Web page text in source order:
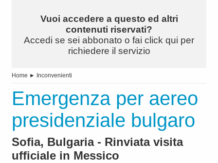
Vuoi accedere a questo ed altri
contenuti riservati?
Accedi se sei abbonato o fai click qui per
richiedere il servizio
Home ► Inconvenienti
Emergenza per aereo
presidenziale bulgaro
Sofia, Bulgaria - Rinviata visita
ufficiale in Messico